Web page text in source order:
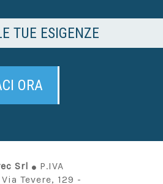
TUE ESIGENZE
ORA
Srl
P.IVA
Via Tevere, 129 -